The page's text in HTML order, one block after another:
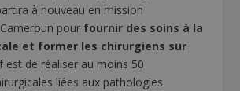
à nouveau en mission
pour fournir des soins à la
et former les chirurgiens sur
est de réaliser au moins 50
liées aux pathologies